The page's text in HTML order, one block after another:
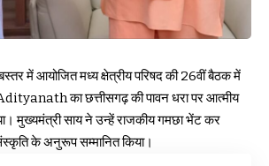
में आयोजित मध्य क्षेत्रीय परिषद की 26वीं बैठक में
का छत्तीसगढ़ की पावन धरा पर आत्मीय
मुख्यमंत्री साय ने उन्हें राजकीय गमछा भेंट कर
के अनुरूप सम्मानित किया।